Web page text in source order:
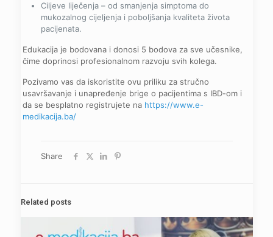
Ciljeve liječenja – od smanjenja simptoma do
mukozalnog cijeljenja i poboljšanja kvaliteta života
pacijenata.
Edukacija je bodovana i donosi 5 bodova za sve učesnike,
čime doprinosi profesionalnom razvoju svih kolega.
Pozivamo vas da iskoristite ovu priliku za stručno
usavršavanje i unapređenje brige o pacijentima s IBD-om i
da se besplatno registrujete na https://www.e-
medikacija.ba/
Share
Related posts